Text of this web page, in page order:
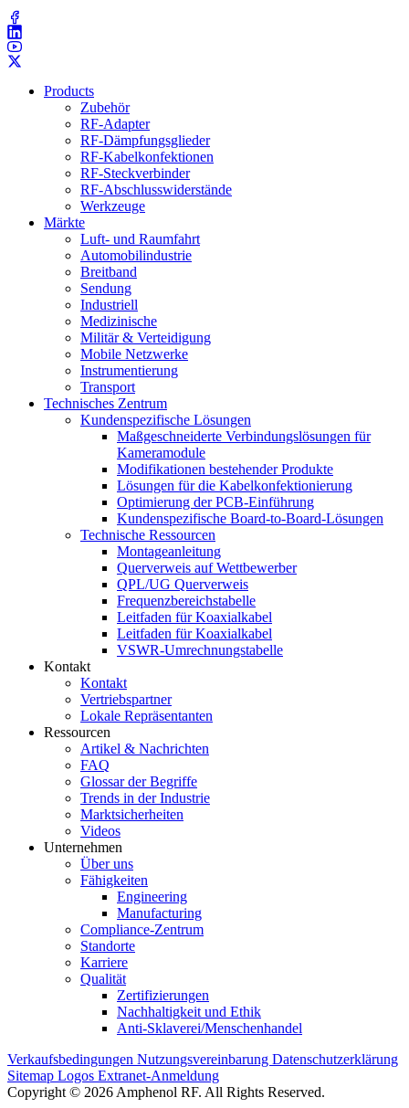
Products
Zubehör
RF-Adapter
RF-Dämpfungsglieder
RF-Kabelkonfektionen
RF-Steckverbinder
RF-Abschlusswiderstände
Werkzeuge
Märkte
Luft- und Raumfahrt
Automobilindustrie
Breitband
Sendung
Industriell
Medizinische
Militär & Verteidigung
Mobile Netzwerke
Instrumentierung
Transport
Technisches Zentrum
Kundenspezifische Lösungen
Maßgeschneiderte Verbindungslösungen für
Kameramodule
Modifikationen bestehender Produkte
Lösungen für die Kabelkonfektionierung
Optimierung der PCB-Einführung
Kundenspezifische Board-to-Board-Lösungen
Technische Ressourcen
Montageanleitung
Querverweis auf Wettbewerber
QPL/UG Querverweis
Frequenzbereichstabelle
Leitfaden für Koaxialkabel
Leitfaden für Koaxialkabel
VSWR-Umrechnungstabelle
Kontakt
Kontakt
Vertriebspartner
Lokale Repräsentanten
Ressourcen
Artikel & Nachrichten
FAQ
Glossar der Begriffe
Trends in der Industrie
Marktsicherheiten
Videos
Unternehmen
Über uns
Fähigkeiten
Engineering
Manufacturing
Compliance-Zentrum
Standorte
Karriere
Qualität
Zertifizierungen
Nachhaltigkeit und Ethik
Anti-Sklaverei/Menschenhandel
Verkaufsbedingungen Nutzungsvereinbarung Datenschutzerklärung
Sitemap Logos Extranet-Anmeldung
Copyright © 2026 Amphenol RF. All Rights Reserved.